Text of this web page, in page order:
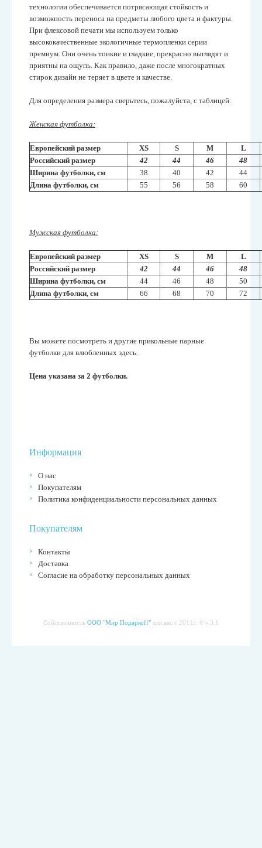
технологии обеспечивается потрясающая стойкость и
возможность переноса на предметы любого цвета и фактуры.
При флексовой печати мы используем только
высококачественные экологичные термопленки серии
премиум. Они очень тонкие и гладкие, прекрасно выглядят и
приятны на ощупь. Как правило, даже после многократных
стирок дизайн не теряет в цвете и качестве.
Для определения размера сверьтесь, пожалуйста, с таблицей:
Женская футболка:
Европейский размер XS S M
L
Российский размер
42 44 46
48
Ширина футболки, см
38 40 42
44
Длина футболки, см
55 56 58 60
Мужская футболка:
Европейский размер XS S M
L
Российский размер
42 44 46
48
Ширина футболки, см
44 46 48
50
Длина футболки, см
66 68 70 72
Вы можете посмотреть и другие прикольные парные
футболки для влюбленных здесь.
Цена указана за 2 футболки.
Информация
О нас
Покупателям
Политика конфиденциальности персональных данных
Покупателям
Контакты
Доставка
Согласие на обработку персональных данных
Собственность ООО "Мир Подаркоff" для вас с 2011г. © v.3.1